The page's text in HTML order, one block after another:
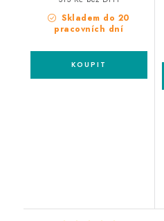
Skladem do 20
pracovních dní